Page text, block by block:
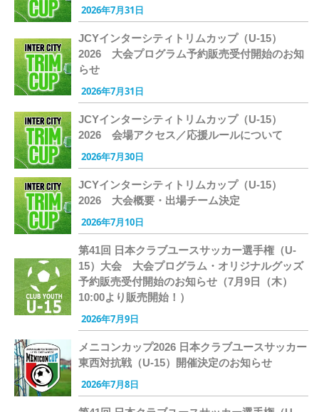
2026年7月31日
JCYインターシティトリムカップ（U-15）
2026 大会プログラム予約販売受付開始のお知
らせ
2026年7月31日
JCYインターシティトリムカップ（U-15）
2026 会場アクセス／応援ルールについて
2026年7月30日
JCYインターシティトリムカップ（U-15）
2026 大会概要・出場チーム決定
2026年7月10日
第41回 日本クラブユースサッカー選手権（U-
15）大会 大会プログラム・オリジナルグッズ
予約販売受付開始のお知らせ（7月9日（木）
10:00より販売開始！）
2026年7月9日
メニコンカップ2026 日本クラブユースサッカー
東西対抗戦（U-15）開催決定のお知らせ
2026年7月8日